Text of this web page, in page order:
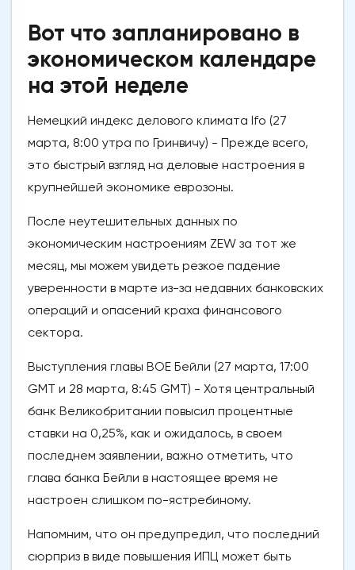
Вот что запланировано в
экономическом календаре
на этой неделе
Немецкий индекс делового климата Ifo (27
марта, 8:00 утра по Гринвичу) - Прежде всего,
это быстрый взгляд на деловые настроения в
крупнейшей экономике еврозоны.
После неутешительных данных по
экономическим настроениям ZEW за тот же
месяц, мы можем увидеть резкое падение
уверенности в марте из-за недавних банковских
операций и опасений краха финансового
сектора.
Выступления главы BOE Бейли (27 марта, 17:00
GMT и 28 марта, 8:45 GMT) - Хотя центральный
банк Великобритании повысил процентные
ставки на 0,25%, как и ожидалось, в своем
последнем заявлении, важно отметить, что
глава банка Бейли в настоящее время не
настроен слишком по-ястребиному.
Напомним, что он предупредил, что последний
сюрприз в виде повышения ИПЦ может быть